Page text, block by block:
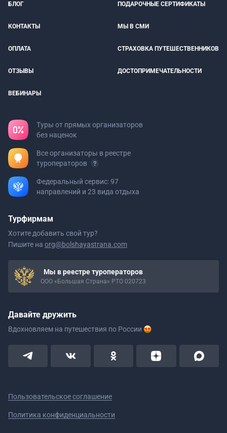
БЛОГ ПОДАРОЧНЫЕ СЕРТИФИКАТЫ
КОНТАКТЫ МЫ В СМИ
ОПЛАТА СТРАХОВКА ПУТЕШЕСТВЕННИКОВ
ОТЗЫВЫ ДОСТОПРИМЕЧАТЕЛЬНОСТИ
ВЕБИНАРЫ
Туры от прямых организаторов
без наценок
Все организаторы в реестре
туроператоров
Федеральный сервис: 97
направлений и 23 вида отдыха
Турфирмам
Хотите добавить свой тур?
Пишите на org@bolshayastrana.com
Мы в реестре туроператоров
ООО «Большая Страна» РТО 020723
Давайте дружить
Вдохновляем на путешествия по России
Пользовательское соглашение
Политика конфиденциальности